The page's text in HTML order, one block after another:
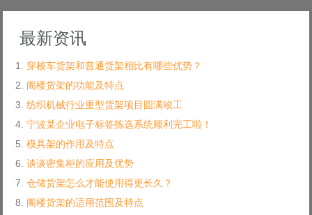
最新资讯
穿梭车货架和普通货架相比有哪些优势？
阁楼货架的功能及特点
纺织机械行业重型货架项目圆满竣工
宁波某企业电子标签拣选系统顺利完工啦！
模具架的作用及特点
谈谈密集柜的应用及优势
仓储货架怎么才能使用得更长久？
阁楼货架的适用范围及特点